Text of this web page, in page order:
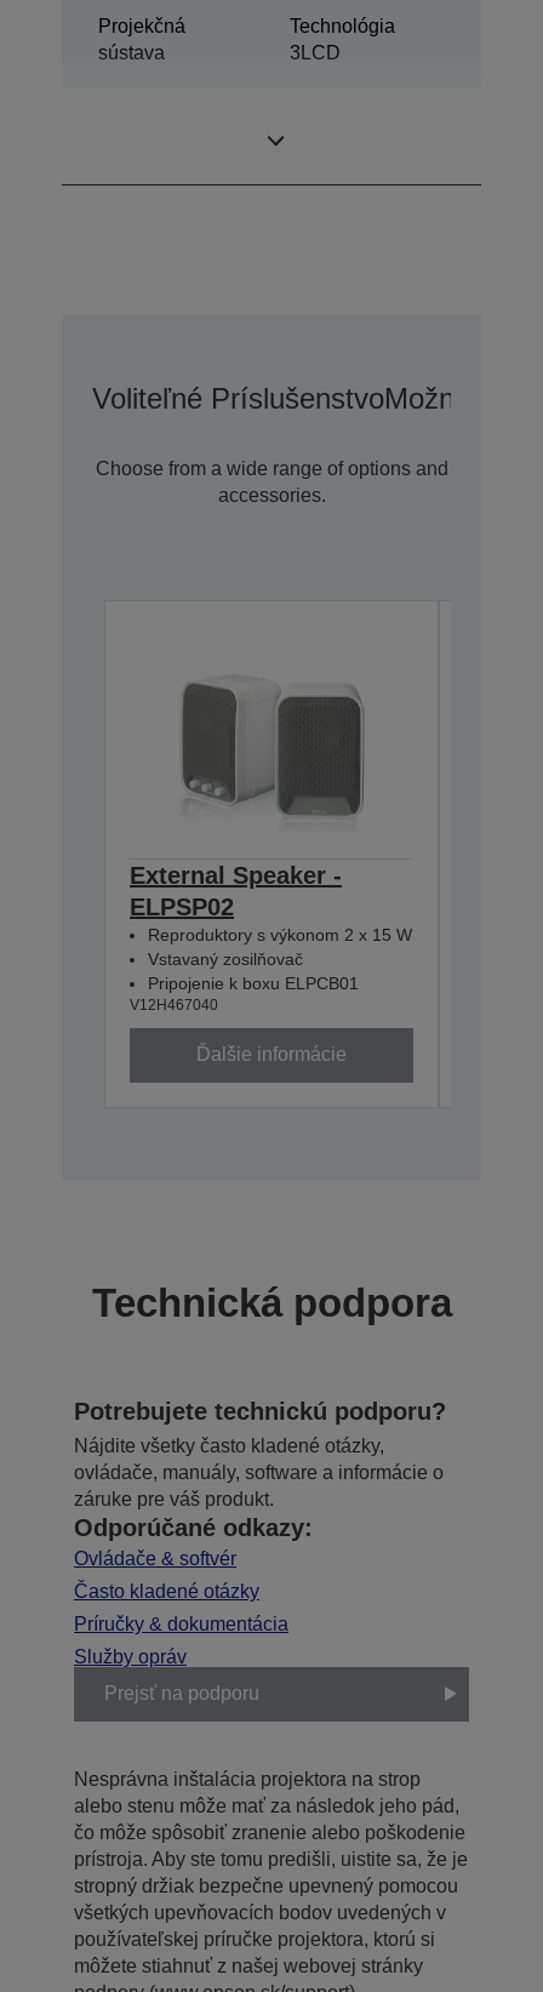
Projekčná
sústava
Technológia
3LCD
Voliteľné PríslušenstvoMožnosti
Choose from a wide range of options and
accessories.
External Speaker -
ELPSP02
Reproduktory s výkonom 2 x 15 W
Vstavaný zosilňovač
Pripojenie k boxu ELPCB01
V12H467040
Ďalšie informácie
Technická podpora
Potrebujete technickú podporu?
Nájdite všetky často kladené otázky,
ovládače, manuály, software a informácie o
záruke pre váš produkt.
Odporúčané odkazy:
Ovládače & softvér
Často kladené otázky
Príručky & dokumentácia
Služby opráv
Prejsť na podporu
Nesprávna inštalácia projektora na strop
alebo stenu môže mať za následok jeho pád,
čo môže spôsobiť zranenie alebo poškodenie
prístroja. Aby ste tomu predišli, uistite sa, že je
stropný držiak bezpečne upevnený pomocou
všetkých upevňovacích bodov uvedených v
používateľskej príručke projektora, ktorú si
môžete stiahnuť z našej webovej stránky